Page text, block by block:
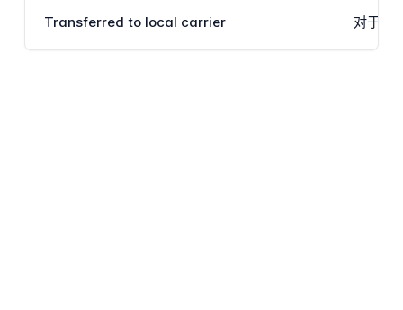
Transferred to local carrier 对于使